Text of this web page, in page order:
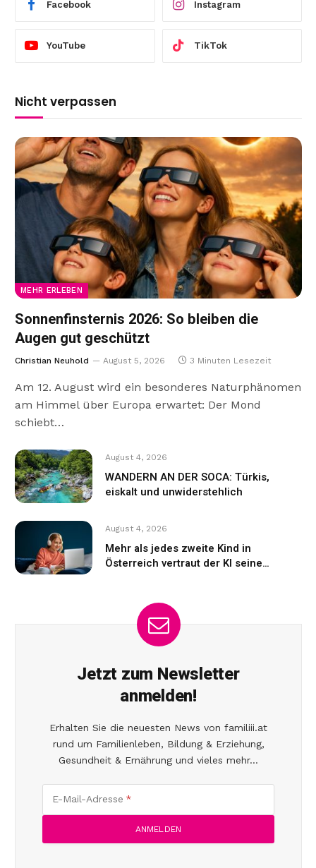
Facebook Instagram
YouTube TikTok
Nicht verpassen
MEHR ERLEBEN
Sonnenfinsternis 2026: So bleiben die
Augen gut geschützt
Christian Neuhold August 5, 2026 3 Minuten Lesezeit
Am 12. August wird ein besonderes Naturphänomen
am Himmel über Europa erwartet: Der Mond
schiebt…
August 4, 2026
WANDERN AN DER SOCA: Türkis,
eiskalt und unwiderstehlich
August 4, 2026
Mehr als jedes zweite Kind in
Österreich vertraut der KI seine
Jetzt zum Newsletter
anmelden!
Erhalten Sie die neuesten News von familiii.at
rund um Familienleben, Bildung & Erziehung,
Gesundheit & Ernährung und vieles mehr...
E-Mail-Adresse